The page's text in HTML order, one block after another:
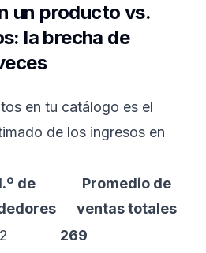
un producto vs.
la brecha de
en tu catálogo es el
de los ingresos en
de
Promedio de
ventas totales
269